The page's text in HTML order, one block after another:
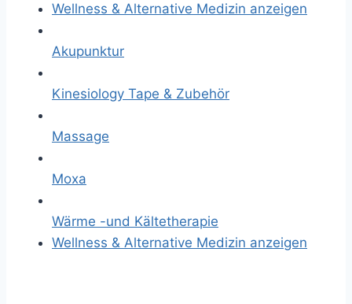
Wellness & Alternative Medizin anzeigen
Akupunktur
Kinesiology Tape & Zubehör
Massage
Moxa
Wärme -und Kältetherapie
Wellness & Alternative Medizin anzeigen